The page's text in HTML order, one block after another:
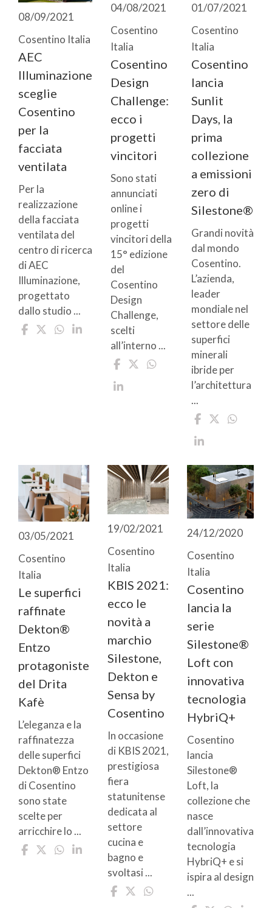
08/09/2021
Cosentino Italia
AEC
Illuminazione
sceglie
Cosentino
per la
facciata
ventilata
Per la
realizzazione
della facciata
ventilata del
centro di ricerca
di AEC
Illuminazione,
progettato
dallo studio ...
04/08/2021
Cosentino
Italia
Cosentino
Design
Challenge:
ecco i
progetti
vincitori
Sono stati
annunciati
online i
progetti
vincitori della
15° edizione
del
Cosentino
Design
Challenge,
scelti
all’interno ...
01/07/2021
Cosentino
Italia
Cosentino
lancia
Sunlit
Days, la
prima
collezione
a emissioni
zero di
Silestone®
Grandi novità
dal mondo
Cosentino.
L’azienda,
leader
mondiale nel
settore delle
superfici
minerali
ibride per
l’architettura
...
03/05/2021
Cosentino
Italia
Le superfici
raffinate
Dekton®
Entzo
protagoniste
del Drita
Kafè
L’eleganza e la
raffinatezza
delle superfici
Dekton® Entzo
di Cosentino
sono state
scelte per
arricchire lo ...
19/02/2021
Cosentino
Italia
KBIS 2021:
ecco le
novità a
marchio
Silestone,
Dekton e
Sensa by
Cosentino
In occasione
di KBIS 2021,
prestigiosa
fiera
statunitense
dedicata al
settore
cucina e
bagno e
svoltasi ...
24/12/2020
Cosentino
Italia
Cosentino
lancia la
serie
Silestone®
Loft con
innovativa
tecnologia
HybriQ+
Cosentino
lancia
Silestone®
Loft, la
collezione che
nasce
dall’innovativa
tecnologia
HybriQ+ e si
ispira al design
...